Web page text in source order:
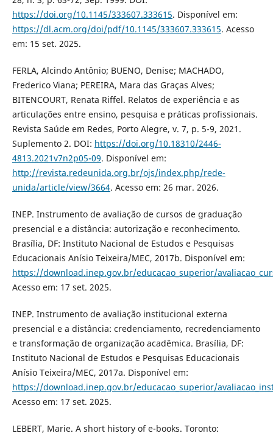
https://doi.org/10.1145/333607.333615. Disponível em:
https://dl.acm.org/doi/pdf/10.1145/333607.333615. Acesso
em: 15 set. 2025.
FERLA, Alcindo Antônio; BUENO, Denise; MACHADO,
Frederico Viana; PEREIRA, Mara das Graças Alves;
BITENCOURT, Renata Riffel. Relatos de experiência e as
articulações entre ensino, pesquisa e práticas profissionais.
Revista Saúde em Redes, Porto Alegre, v. 7, p. 5-9, 2021.
Suplemento 2. DOI: https://doi.org/10.18310/2446-
4813.2021v7n2p05-09. Disponível em:
http://revista.redeunida.org.br/ojs/index.php/rede-
unida/article/view/3664. Acesso em: 26 mar. 2026.
INEP. Instrumento de avaliação de cursos de graduação
presencial e a distância: autorização e reconhecimento.
Brasília, DF: Instituto Nacional de Estudos e Pesquisas
Educacionais Anísio Teixeira/MEC, 2017b. Disponível em:
https://download.inep.gov.br/educacao_superior/
Acesso em: 17 set. 2025.
INEP. Instrumento de avaliação institucional externa
presencial e a distância: credenciamento, recredenciamento
e transformação de organização acadêmica. Brasília, DF:
Instituto Nacional de Estudos e Pesquisas Educacionais
Anísio Teixeira/MEC, 2017a. Disponível em:
https://download.inep.gov.br/educacao_superior/
Acesso em: 17 set. 2025.
LEBERT, Marie. A short history of e-books. Toronto: